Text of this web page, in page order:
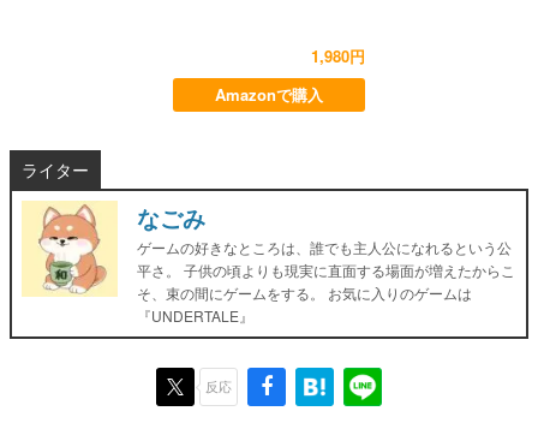
1,980円
Amazonで購入
ライター
なごみ
ゲームの好きなところは、誰でも主人公になれるという公
平さ。 子供の頃よりも現実に直面する場面が増えたからこ
そ、束の間にゲームをする。 お気に入りのゲームは
『UNDERTALE』
反応